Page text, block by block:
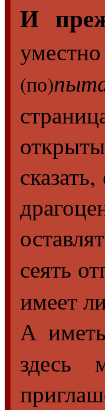
И
уместно
(по)
сеять
имеет
А
здесь